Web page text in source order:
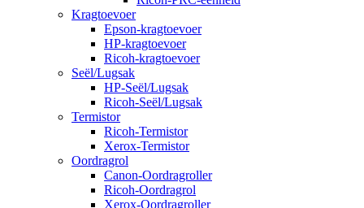
Kragtoevoer
Epson-kragtoevoer
HP-kragtoevoer
Ricoh-kragtoevoer
Seël/Lugsak
HP-Seël/Lugsak
Ricoh-Seël/Lugsak
Termistor
Ricoh-Termistor
Xerox-Termistor
Oordragrol
Canon-Oordragroller
Ricoh-Oordragrol
Xerox-Oordragroller